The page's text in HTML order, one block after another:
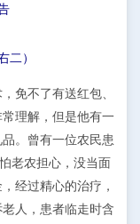
二）
免不了有送红包、
理解，但是他有一
。曾有一位农民患
老农担心，没当面
经过精心的治疗，
人，患者临走时含